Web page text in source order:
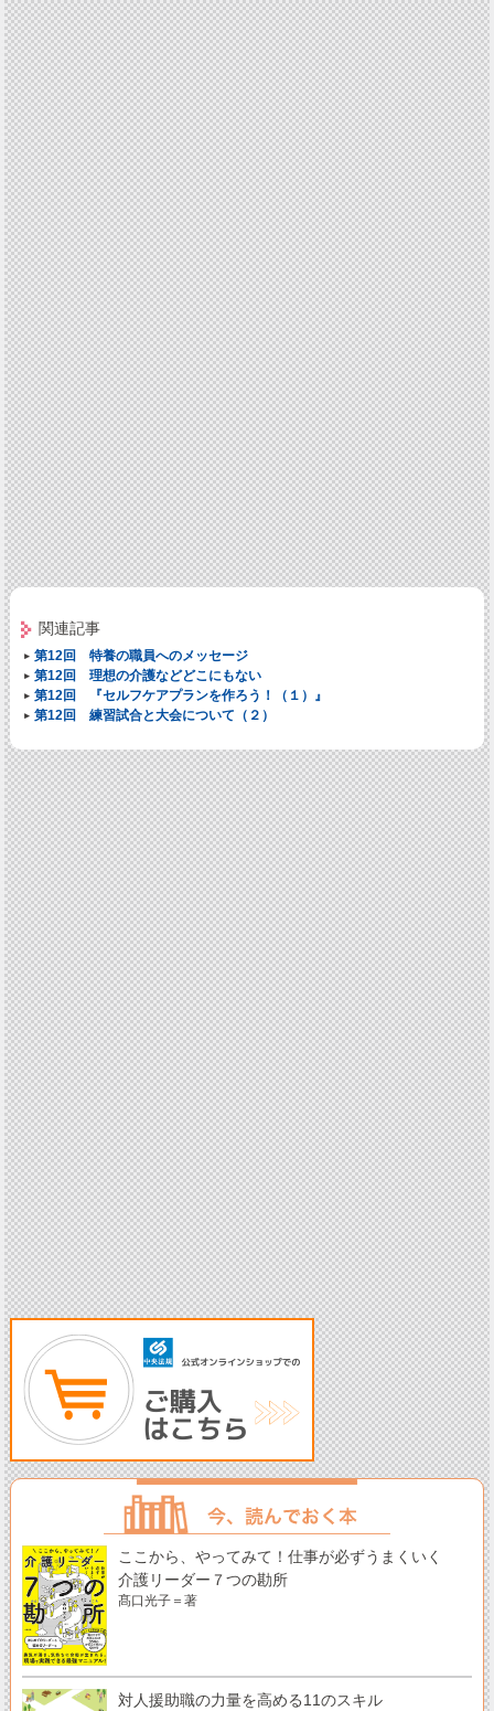
関連記事
第12回 特養の職員へのメッセージ
第12回 理想の介護などどこにもない
第12回 『セルフケアプランを作ろう！（１）』
第12回 練習試合と大会について（２）
ここから、やってみて！仕事が必ずうまくいく
介護リーダー７つの勘所
髙口光子＝著
対人援助職の力量を高める11のスキル